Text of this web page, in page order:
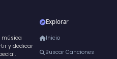
música
y dedicar
Explorar
Inicio
Buscar Canciones